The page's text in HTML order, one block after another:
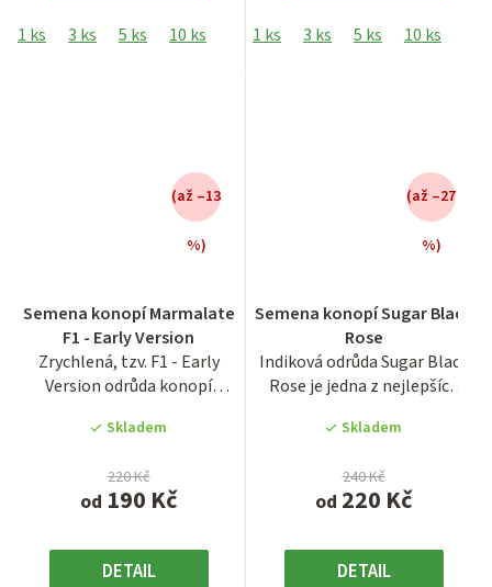
1 ks 3 ks 5 ks 10 ks 1 ks 3 ks 5 ks 10 ks
Semena konopí Marmalate
F1 - Early Version
Zrychlená, tzv. F1 - Early
Version odrůda konopí
má...
hodnocení
produktu
je
4,1
z
hvězdiček.
Skladem
od 190 Kč
220 Kč
(až –13
%)
DETAIL
Semena konopí Sugar Black
Rose
Indiková odrůda Sugar Black
Rose je jedna z nejlepších
hodnocení
produktu
je
4,0
z
hvězdiček.
Skladem
od 220 Kč
240 Kč
(až –27
%)
DETAIL